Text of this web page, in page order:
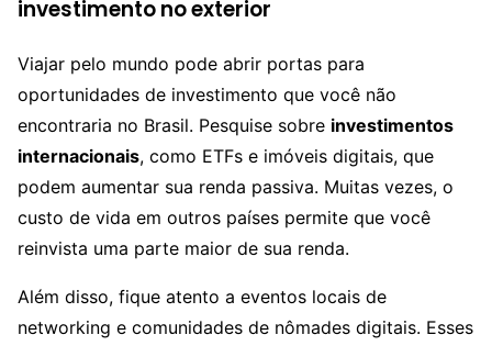
investimento no exterior
Viajar pelo mundo pode abrir portas para
oportunidades de investimento que você não
encontraria no Brasil. Pesquise sobre investimentos
internacionais, como ETFs e imóveis digitais, que
podem aumentar sua renda passiva. Muitas vezes, o
custo de vida em outros países permite que você
reinvista uma parte maior de sua renda.
Além disso, fique atento a eventos locais de
networking e comunidades de nômades digitais. Esses